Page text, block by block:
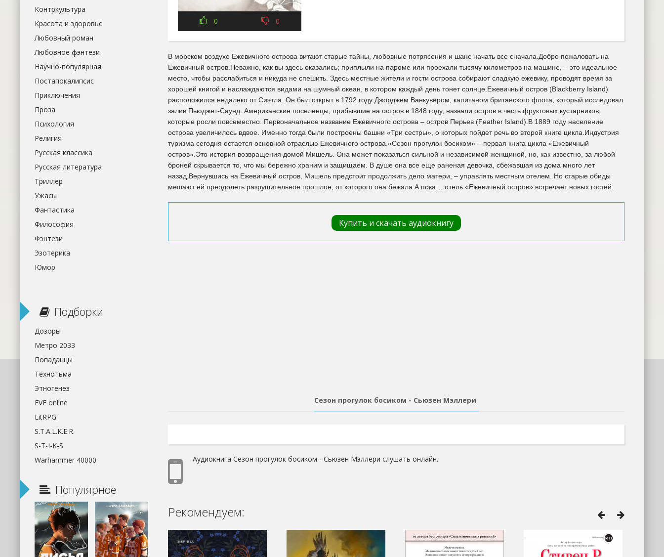
0 0
В морском воздухе Ежевичного острова витают старые тайны, любовные потрясения и шанс начать все сначала.Добро пожаловать на
Ежевичный остров.Неважно, как вы здесь оказались; приплыли на пароме или проехали тысячу километров на машине, – это идеальное
место, чтобы расслабиться и никуда не спешить. Здесь местные жители и гости острова собирают сладкую ежевику, проводят время за
хорошей книгой и наслаждаются видами на шумный океан, в котором каждый день тонет солнце.Ежевичный остров (Blackberry Island)
расположился недалеко от Сиэтла. Он был открыт в 1792 году Джорджем Ванкувером, капитаном британского флота, который исследовал
залив Пьюджет-Саунд. Американские поселенцы, прибывшие на остров в 1848 году, назвали остров в честь фруктовых кустарников,
которые росли повсеместно. Первоначальное название Ежевичного острова – остров Перьев (Feather Island).В 1889 году население
острова увеличилось вдвое. Именно тогда были построены башни «Три сестры», о которых пойдет речь во второй книге цикла.Индустрия
туризма сегодня остается основной отраслью Ежевичного острова.«Сезон прогулок босиком» – первая книга цикла «Ежевичный
остров».Это история возвращения домой Мишель. Она может показаться сильной и независимой женщиной, но, как известно, за любой
броней скрывается то, что мы бережно храним и защищаем. В душе она все еще раненая девочка, сбежавшая из дома много лет
назад.Вернувшись на Ежевичный остров, Мишель предстоит продолжить дело матери, – управлять местным отелем. Но старые обиды
мешают ей преодолеть разрушительное прошлое, от которого она бежала.А пока… отель «Ежевичный остров» встречает новых гостей.
Купить и скачать аудиокнигу
Сезон прогулок босиком - Сьюзен Мэллери
Аудиокнига Сезон прогулок босиком - Сьюзен Мэллери слушать онлайн.
Рекомендуем:
Контркультура
Красота и здоровье
Любовный роман
Любовное фэнтези
Научно-популярная
Постапокалипсис
Приключения
Проза
Психология
Религия
Русская классика
Русская литература
Триллер
Ужасы
Фантастика
Философия
Фэнтези
Эзотерика
Юмор
Подборки
Дозоры
Метро 2033
Попаданцы
Технотьма
Этногенез
EVE online
LitRPG
S.T.A.L.K.E.R.
S-T-I-K-S
Warhammer 40000
Популярное